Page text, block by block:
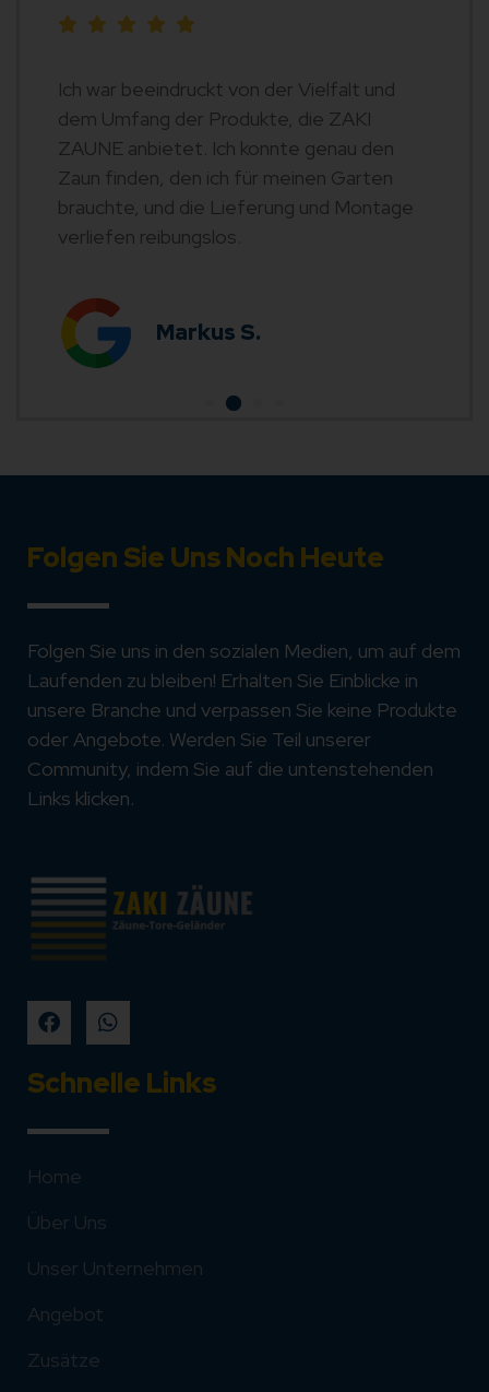
Ich war beeindruckt von der Vielfalt und
dem Umfang der Produkte, die ZAKI
ZAUNE anbietet. Ich konnte genau den
Zaun finden, den ich für meinen Garten
brauchte, und die Lieferung und Montage
verliefen reibungslos.
Markus S.
Folgen Sie Uns Noch Heute
Folgen Sie uns in den sozialen Medien, um auf dem
Laufenden zu bleiben! Erhalten Sie Einblicke in
unsere Branche und verpassen Sie keine Produkte
oder Angebote. Werden Sie Teil unserer
Community, indem Sie auf die untenstehenden
Links klicken.
Schnelle Links
Home
Über Uns
Unser Unternehmen
Angebot
Zusätze